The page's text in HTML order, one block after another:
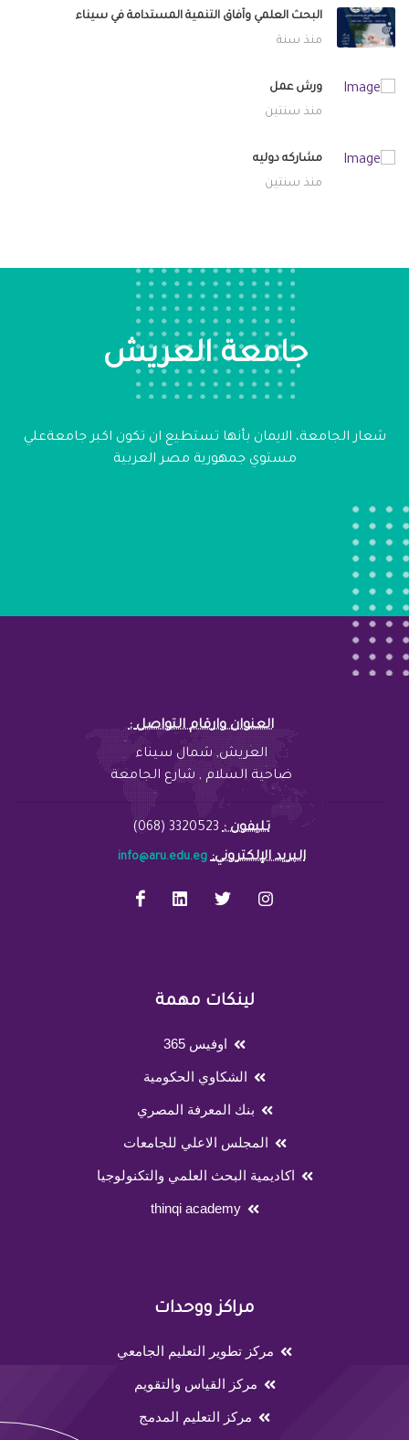
البحث العلمي وآفاق التنمية المستدامة في سيناء
منذ سنة
ورش عمل
منذ سنتين
مشاركه دوليه
منذ سنتين
جامعة العريش
شعار الجامعة، الايمان بأنها تستطيع ان تكون اكبر جامعةعلي
مستوي جمهورية مصر العربية
: العنوان وارقام التواصل
العريش, شمال سيناء
ضاحية السلام , شارع الجامعة
تليفون :3320523 (068)
info@aru.edu.eg :البريد الإلكتروني
لينكات مهمة
اوفيس 365
الشكاوي الحكومية
بنك المعرفة المصري
المجلس الاعلي للجامعات
اكاديمية البحث العلمي والتكنولوجيا
thinqi academy
مراكز ووحدات
مركز تطوير التعليم الجامعي
مركز القياس والتقويم
مركز التعليم المدمج